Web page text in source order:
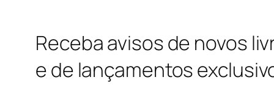
Receba avisos de novos
e de lançamentos